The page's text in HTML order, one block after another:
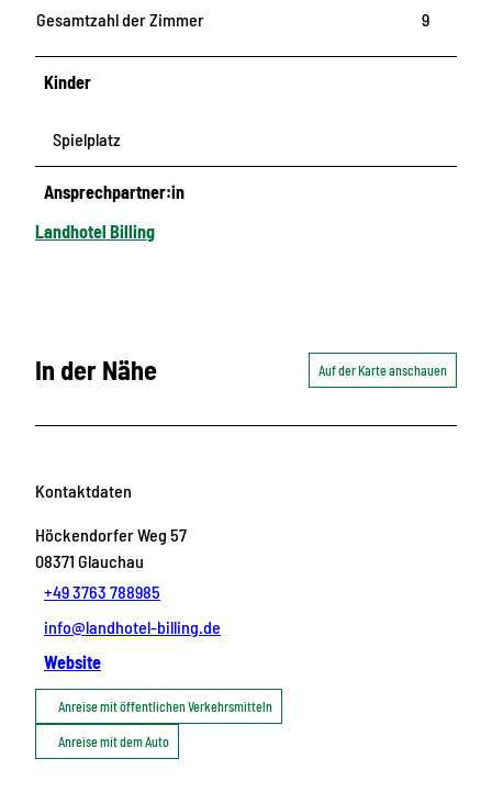
Gesamtzahl der Zimmer
9
Kinder
Spielplatz
Ansprechpartner:in
Landhotel Billing
In der Nähe Auf der Karte anschauen
Kontaktdaten
Höckendorfer Weg 57
08371 Glauchau
+49 3763 788985
info@landhotel-billing.de
Website
Anreise mit öffentlichen Verkehrsmitteln
Anreise mit dem Auto